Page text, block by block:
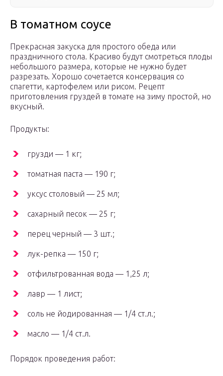
В томатном соусе
Прекрасная закуска для простого обеда или
праздничного стола. Красиво будут смотреться плоды
небольшого размера, которые не нужно будет
разрезать. Хорошо сочетается консервация со
спагетти, картофелем или рисом. Рецепт
приготовления груздей в томате на зиму простой, но
вкусный.
Продукты:
грузди — 1 кг;
томатная паста — 190 г;
уксус столовый — 25 мл;
сахарный песок — 25 г;
перец черный — 3 шт.;
лук-репка — 150 г;
отфильтрованная вода — 1,25 л;
лавр — 1 лист;
соль не йодированная — 1/4 ст.л.;
масло — 1/4 ст.л.
Порядок проведения работ: